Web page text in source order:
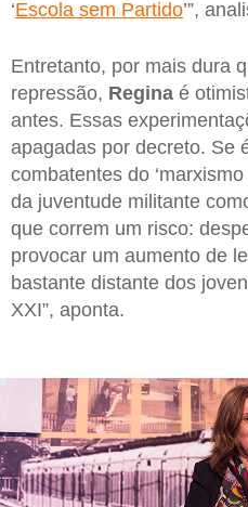
‘Escola sem Partido’”,
Entretanto, por mais dura
repressão, Regina é
antes. Essas
apagadas por decreto. Se
combatentes do
da juventude militante
que correm um risco:
provocar um aumento de
bastante distante dos
XXI”, aponta.